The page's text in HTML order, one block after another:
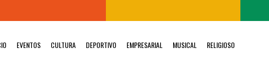
EVENTOS CULTURA DEPORTIVO EMPRESARIAL MUSICAL RELIGIOSO